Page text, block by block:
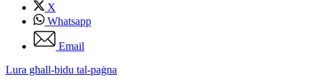
X
Whatsapp
Email
Lura għall-bidu tal-paġna